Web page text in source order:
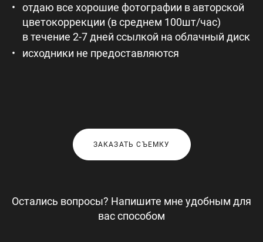
отдаю все хорошие фотографии в авторской
цветокоррекции (в среднем 100шт/час)
в течение 2-7 дней ссылкой на облачный диск
исходники не предоставляются
ЗАКАЗАТЬ СЪЕМКУ
Остались вопросы? Напишите мне удобным для
вас способом